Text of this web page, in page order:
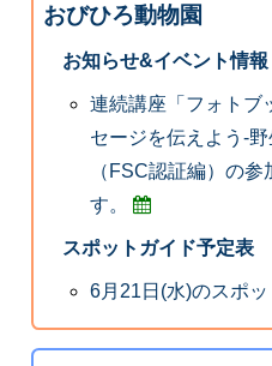
おびひろ動物園
お知らせ&イベント情報
連続講座「フォトブ
セージを伝えよう‐野
（FSC認証編）の
す。
スポットガイド予定表
6月21日(水)のスポッ